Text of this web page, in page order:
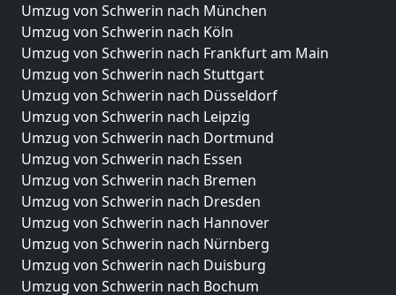
Umzug von Schwerin nach München
Umzug von Schwerin nach Köln
Umzug von Schwerin nach Frankfurt am Main
Umzug von Schwerin nach Stuttgart
Umzug von Schwerin nach Düsseldorf
Umzug von Schwerin nach Leipzig
Umzug von Schwerin nach Dortmund
Umzug von Schwerin nach Essen
Umzug von Schwerin nach Bremen
Umzug von Schwerin nach Dresden
Umzug von Schwerin nach Hannover
Umzug von Schwerin nach Nürnberg
Umzug von Schwerin nach Duisburg
Umzug von Schwerin nach Bochum